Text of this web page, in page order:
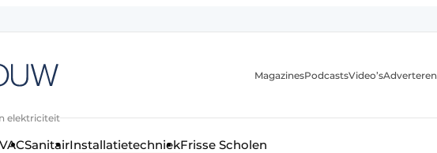
elektriciteit
MagazinesPodcastsVideo’sAdverteren
SanitairInstallatietechniekFrisse Scholen